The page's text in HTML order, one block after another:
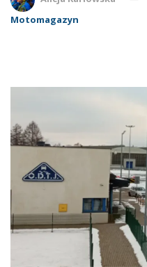
Motomagazyn